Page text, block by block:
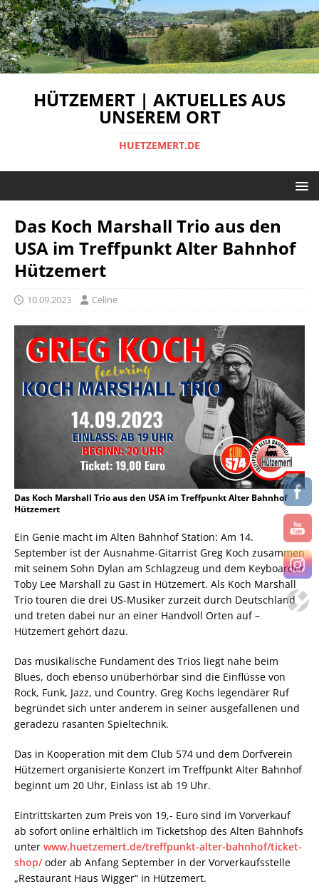
HÜTZEMERT | AKTUELLES AUS
UNSEREM ORT
HUETZEMERT.DE
Das Koch Marshall Trio aus den
USA im Treffpunkt Alter Bahnhof
Hützemert
10.09.2023 Celine
Das Koch Marshall Trio aus den USA im Treffpunkt Alter Bahnhof
Hützemert
Ein Genie macht im Alten Bahnhof Station: Am 14.
September ist der Ausnahme-Gitarrist Greg Koch zusammen
mit seinem Sohn Dylan am Schlagzeug und dem Keyboarder
Toby Lee Marshall zu Gast in Hützemert. Als Koch Marshall
Trio touren die drei US-Musiker zurzeit durch Deutschland
und treten dabei nur an einer Handvoll Orten auf –
Hützemert gehört dazu.
Das musikalische Fundament des Trios liegt nahe beim
Blues, doch ebenso unüberhörbar sind die Einflüsse von
Rock, Funk, Jazz, und Country. Greg Kochs legendärer Ruf
begründet sich unter anderem in seiner ausgefallenen und
geradezu rasanten Spieltechnik.
Das in Kooperation mit dem Club 574 und dem Dorfverein
Hützemert organisierte Konzert im Treffpunkt Alter Bahnhof
beginnt um 20 Uhr, Einlass ist ab 19 Uhr.
Eintrittskarten zum Preis von 19,- Euro sind im Vorverkauf
ab sofort online erhältlich im Ticketshop des Alten Bahnhofs
unter www.huetzemert.de/treffpunkt-alter-bahnhof/ticket-
shop/oder ab Anfang September in der Vorverkaufsstelle
„Restaurant Haus Wigger“ in Hützemert.